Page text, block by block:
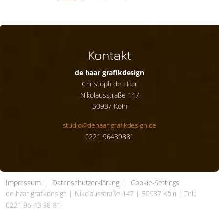
Kontakt
de haar grafikdesign
Christoph de Haar
Nikolausstraße 147
50937 Köln
studio@dehaar-grafikdesign.de
0221 96439881
Impressum | Datenschutzerklärung | Cookie-Settings
de haar grafikdesign | Nikolausstraße 147 | 50937 Köln | Tel.:
0221 96 43 98 81